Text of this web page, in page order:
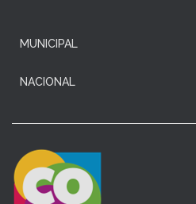
MUNICIPAL
NACIONAL